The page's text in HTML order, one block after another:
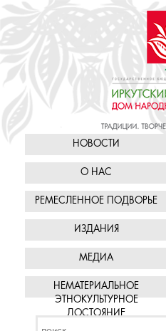
НОВОСТИ
О НАС
РЕМЕСЛЕННОЕ ПОДВОРЬЕ
ИЗДАНИЯ
МЕДИА
НЕМАТЕРИАЛЬНОЕ
ЭТНОКУЛЬТУРНОЕ
ДОСТОЯНИЕ